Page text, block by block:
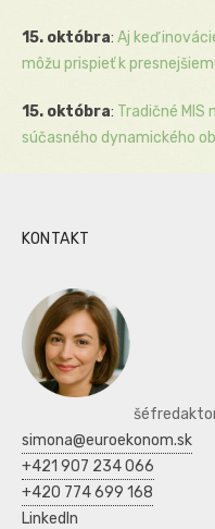
15. októbra: Aj keď
môžu prispieť k
15. októbra: Tradičné
súčasného dynamického
KONTAKT
simona@euroekonom.sk
+421 907 234 066
+420 774 699 168
LinkedIn